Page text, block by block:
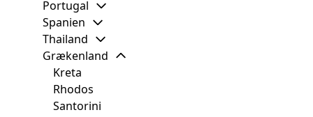
Portugal
Spanien
Thailand
Grækenland
Kreta
Rhodos
Santorini